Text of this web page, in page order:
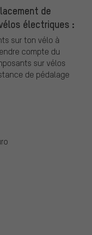
de
électriques :
sur ton vélo à
compte du
sur vélos
de pédalage